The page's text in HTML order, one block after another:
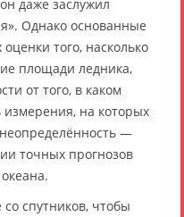
даже заслужил
Однако основанные
того, насколько
площади ледника,
от того, в каком
измерения, на которых
—
точных прогнозов
спутников, чтобы